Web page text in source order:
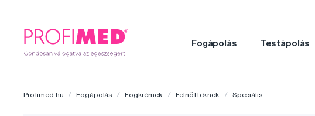
Fogápolás Testápolás
Profimed.hu Fogápolás Fogkrémek Felnőtteknek Speciális